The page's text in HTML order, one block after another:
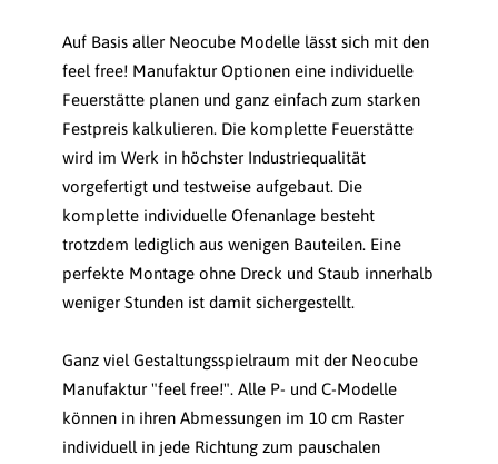
Auf Basis aller Neocube Modelle lässt sich mit den
feel free! Manufaktur Optionen eine individuelle
Feuerstätte planen und ganz einfach zum starken
Festpreis kalkulieren. Die komplette Feuerstätte
wird im Werk in höchster Industriequalität
vorgefertigt und testweise aufgebaut. Die
komplette individuelle Ofenanlage besteht
trotzdem lediglich aus wenigen Bauteilen. Eine
perfekte Montage ohne Dreck und Staub innerhalb
weniger Stunden ist damit sichergestellt.
Ganz viel Gestaltungsspielraum mit der Neocube
Manufaktur "feel free!". Alle P- und C-Modelle
können in ihren Abmessungen im 10 cm Raster
individuell in jede Richtung zum pauschalen